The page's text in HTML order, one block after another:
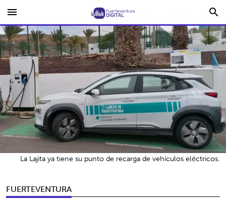
menu search
FUERTEVENTURA
La Lajita ya tiene su punto de recarga de vehículos eléctricos.